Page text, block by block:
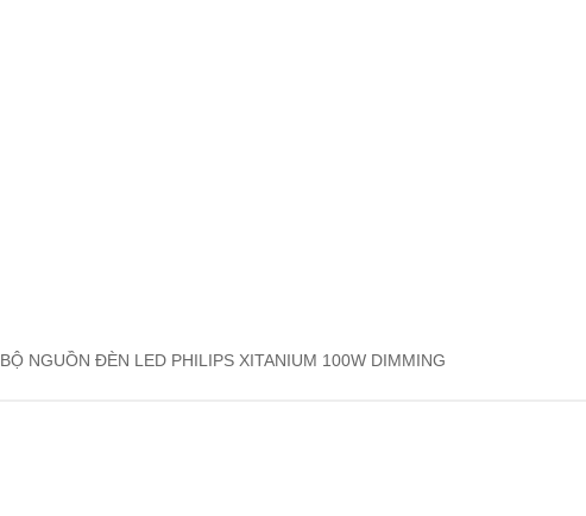
BỘ NGUỒN ĐÈN LED PHILIPS XITANIUM 100W DIMMING